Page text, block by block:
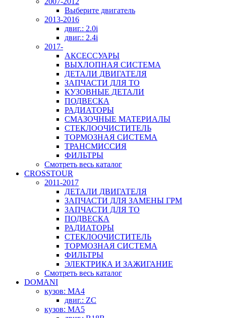
Выберите двигатель
2013-2016
двиг.: 2.0i
двиг.: 2.4i
2017-
АКСЕССУАРЫ
ВЫХЛОПНАЯ СИСТЕМА
ДЕТАЛИ ДВИГАТЕЛЯ
ЗАПЧАСТИ ДЛЯ ТО
КУЗОВНЫЕ ДЕТАЛИ
ПОДВЕСКА
РАДИАТОРЫ
СМАЗОЧНЫЕ МАТЕРИАЛЫ
СТЕКЛООЧИСТИТЕЛЬ
ТОРМОЗНАЯ СИСТЕМА
ТРАНСМИССИЯ
ФИЛЬТРЫ
Смотреть весь каталог
CROSSTOUR
2011-2017
ДЕТАЛИ ДВИГАТЕЛЯ
ЗАПЧАСТИ ДЛЯ ЗАМЕНЫ ГРМ
ЗАПЧАСТИ ДЛЯ ТО
ПОДВЕСКА
РАДИАТОРЫ
СТЕКЛООЧИСТИТЕЛЬ
ТОРМОЗНАЯ СИСТЕМА
ФИЛЬТРЫ
ЭЛЕКТРИКА И ЗАЖИГАНИЕ
Смотреть весь каталог
DOMANI
кузов: MA4
двиг.: ZC
кузов: MA5